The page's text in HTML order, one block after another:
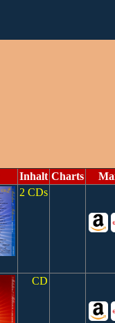
Inhalt Charts
2 CDs
CD